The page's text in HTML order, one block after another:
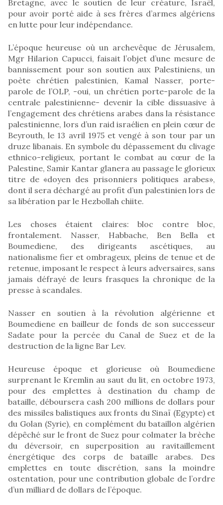
Bretagne, avec le soutien de leur créature, Israël,
pour avoir porté aide à ses frères d’armes algériens
en lutte pour leur indépendance.
L’époque heureuse où un archevêque de Jérusalem,
Mgr Hilarion Capucci, faisait l’objet d’une mesure de
bannissement pour son soutien aux Palestiniens, un
poète chrétien palestinien, Kamal Nasser, porte-
parole de l’OLP, -oui, un chrétien porte-parole de la
centrale palestinienne- devenir la cible dissuasive à
l’engagement des chrétiens arabes dans la résistance
palestinienne, lors d’un raid israélien en plein cœur de
Beyrouth, le 13 avril 1975 et vengé à son tour par un
druze libanais. En symbole du dépassement du clivage
ethnico-religieux, portant le combat au cœur de la
Palestine, Samir Kantar glanera au passage le glorieux
titre de «doyen des prisonniers politiques arabes»,
dont il sera déchargé au profit d’un palestinien lors de
sa libération par le Hezbollah chiite.
Les choses étaient claires: bloc contre bloc,
frontalement. Nasser, Habbache, Ben Bella et
Boumediene, des dirigeants ascétiques, au
nationalisme fier et ombrageux, pleins de tenue et de
retenue, imposant le respect à leurs adversaires, sans
jamais défrayé de leurs frasques la chronique de la
presse à scandales.
Nasser en soutien à la révolution algérienne et
Boumediene en bailleur de fonds de son successeur
Sadate pour la percée du Canal de Suez et de la
destruction de la ligne Bar Lev.
Heureuse époque et glorieuse où Boumediene
surprenant le Kremlin au saut du lit, en octobre 1973,
pour des emplettes à destination du champ de
bataille, déboursera cash 200 millions de dollars pour
des missiles balistiques aux fronts du Sinaï (Egypte) et
du Golan (Syrie), en complément du bataillon algérien
dépêché sur le front de Suez pour colmater la brèche
du déversoir, en superposition au ravitaillement
énergétique des corps de bataille arabes. Des
emplettes en toute discrétion, sans la moindre
ostentation, pour une contribution globale de l’ordre
d’un milliard de dollars de l’époque.